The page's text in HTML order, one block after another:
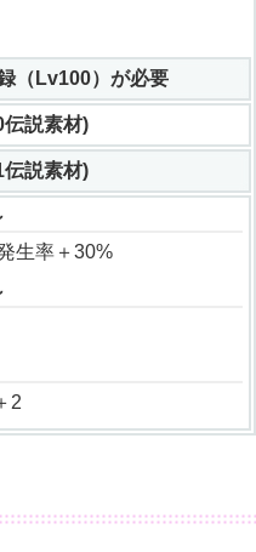
（Lv100）が必要
伝説素材)
伝説素材)
生率＋30%
2